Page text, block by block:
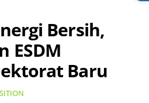
Bersih,
ESDM
Baru